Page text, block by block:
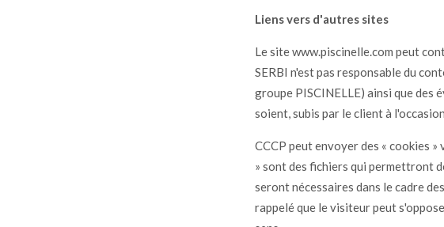
Liens vers d'autres sites
Le site www.piscinelle.com peut
SERBI n'est pas responsable du
groupe PISCINELLE) ainsi que des
soient, subis par le client à
CCCP peut envoyer des « cookies
» sont des fichiers qui permettront
seront nécessaires dans le cadre
rappelé que le visiteur peut